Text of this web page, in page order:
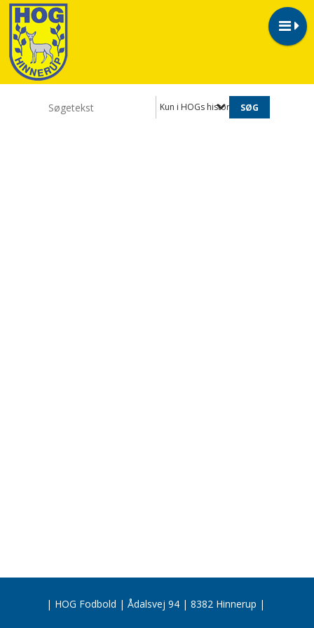
Kun i HOGs historie 2023
| HOG Fodbold | Ådalsvej 94 | 8382 Hinnerup |